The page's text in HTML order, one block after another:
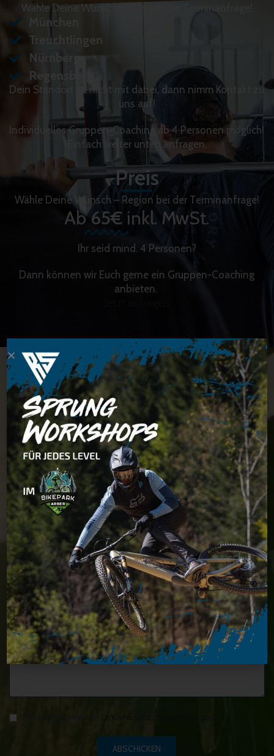
Wähle Deine Wunschregion bei der Terminanfrage!
München
Treuchtlingen
Nürnberg
Regensburg
Dein Standort ist nicht mit dabei, dann nimm Kontakt zu
uns auf!
Individuelles Gruppen-Coaching ab 4 Personen möglich!
Einfach weiter unten anfragen.
Preis
Wähle Deine Wunsch – Region bei der Terminanfrage!
Ab 65€ inkl. MwSt.
Ihr seid mind. 4 Personen?
Dann können wir Euch gerne ein Gruppen-Coaching
anbieten.
Du möchtest starten?
Wir helfen Dir gerne.
ABSCHICKEN